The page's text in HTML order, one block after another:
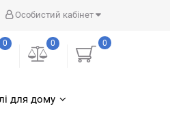
Особистий кабінет
0
0
0
для дому